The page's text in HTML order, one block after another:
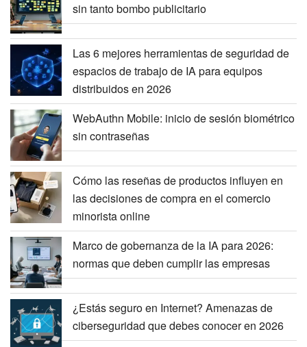
sin tanto bombo publicitario
Las 6 mejores herramientas de seguridad de
espacios de trabajo de IA para equipos
distribuidos en 2026
WebAuthn Mobile: inicio de sesión biométrico
sin contraseñas
Cómo las reseñas de productos influyen en
las decisiones de compra en el comercio
minorista online
Marco de gobernanza de la IA para 2026:
normas que deben cumplir las empresas
¿Estás seguro en Internet? Amenazas de
ciberseguridad que debes conocer en 2026